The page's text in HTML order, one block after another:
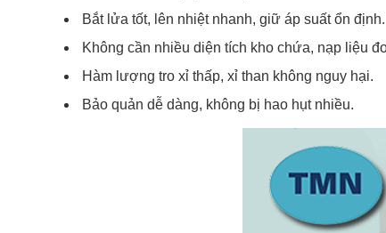
Bắt lửa tốt, lên nhiệt nhanh, giữ áp suất ổn định.
Không cần nhiều diện tích kho chứa, nạp liệu
Hàm lượng tro xỉ thấp, xỉ than không nguy hại.
Bảo quản dễ dàng, không bị hao hụt nhiều.